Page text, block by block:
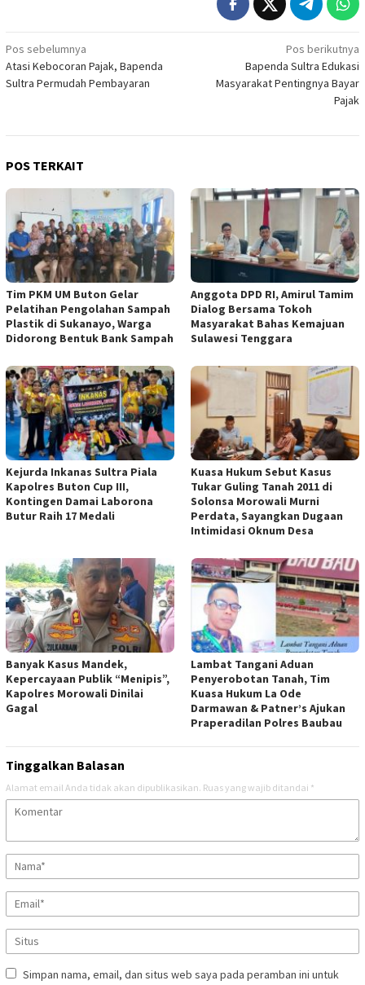
Navigasi
pos
Pos sebelumnya
Atasi Kebocoran Pajak, Bapenda
Sultra Permudah Pembayaran
Pos berikutnya
Bapenda Sultra Edukasi
Masyarakat Pentingnya Bayar
Pajak
POS TERKAIT
Tim PKM UM Buton Gelar
Pelatihan Pengolahan Sampah
Plastik di Sukanayo, Warga
Didorong Bentuk Bank Sampah
Anggota DPD RI, Amirul Tamim
Dialog Bersama Tokoh
Masyarakat Bahas Kemajuan
Sulawesi Tenggara
Kejurda Inkanas Sultra Piala
Kapolres Buton Cup III,
Kontingen Damai Laborona
Butur Raih 17 Medali
Kuasa Hukum Sebut Kasus
Tukar Guling Tanah 2011 di
Solonsa Morowali Murni
Perdata, Sayangkan Dugaan
Intimidasi Oknum Desa
Banyak Kasus Mandek,
Kepercayaan Publik “Menipis”,
Kapolres Morowali Dinilai
Gagal
Lambat Tangani Aduan
Penyerobotan Tanah, Tim
Kuasa Hukum La Ode
Darmawan & Patner’s Ajukan
Praperadilan Polres Baubau
Tinggalkan Balasan
Alamat email Anda tidak akan dipublikasikan. Ruas yang wajib ditandai *
Simpan nama, email, dan situs web saya pada peramban ini untuk